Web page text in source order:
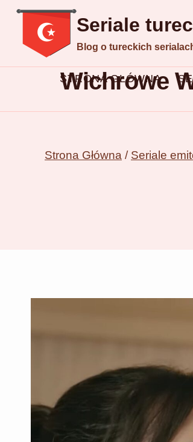
Przejdź
treści
Seriale
Blog o tureckich
STRONA GŁÓWNA
Wichrowe
Strona Główna / Seriale